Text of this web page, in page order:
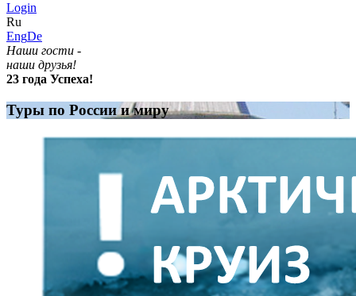
Login
Ru
EngDe
Наши гости -
наши друзья!
23 года Успеха!
Туры по России и миру